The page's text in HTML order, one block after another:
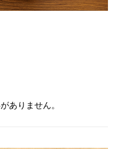
ありません。